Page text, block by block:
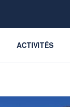
ACTIVITÉS